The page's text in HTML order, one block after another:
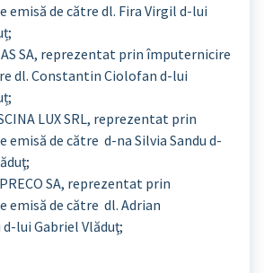
emisă de către dl. Fira Virgil d-lui
SA, reprezentat prin împuternicire
dl. Constantin Ciolofan d-lui
LUX SRL, reprezentat prin
de către d-na Silvia Sandu d-
SA, reprezentat prin
emisă de către dl. Adrian
lui Gabriel Vlăduţ;